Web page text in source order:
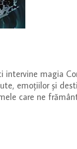
magia
emoțiilor și
care ne